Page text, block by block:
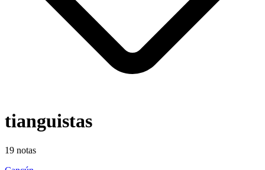
tianguistas
19 notas